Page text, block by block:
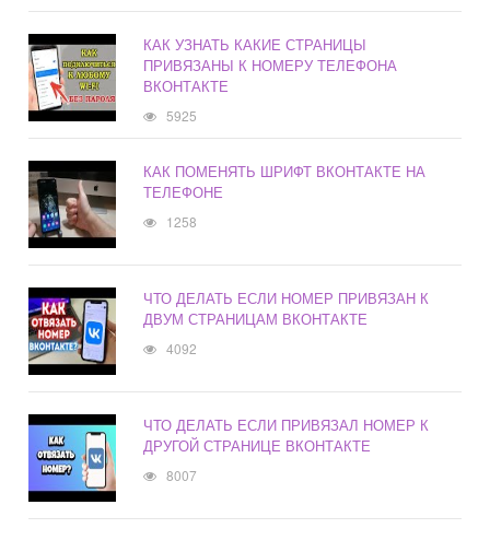
КАК УЗНАТЬ КАКИЕ СТРАНИЦЫ
ПРИВЯЗАНЫ К НОМЕРУ ТЕЛЕФОНА
ВКОНТАКТЕ
5925
КАК ПОМЕНЯТЬ ШРИФТ ВКОНТАКТЕ НА
ТЕЛЕФОНЕ
1258
ЧТО ДЕЛАТЬ ЕСЛИ НОМЕР ПРИВЯЗАН К
ДВУМ СТРАНИЦАМ ВКОНТАКТЕ
4092
ЧТО ДЕЛАТЬ ЕСЛИ ПРИВЯЗАЛ НОМЕР К
ДРУГОЙ СТРАНИЦЕ ВКОНТАКТЕ
8007